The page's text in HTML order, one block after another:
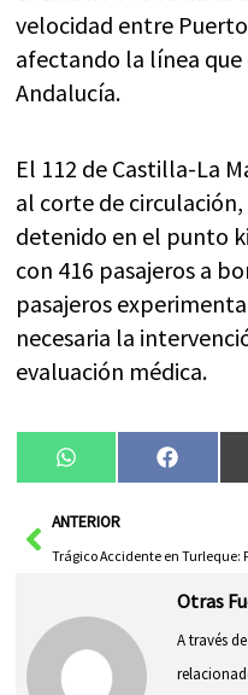
velocidad entre
afectando la línea
Andalucía.
El 112 de Castilla-La
al corte de
detenido en el punto
con 416 pasajeros a
pasajeros
necesaria la
evaluación médica.
Compartir
en
WhatsApp
en
AntANTERIOR
Otras
A través